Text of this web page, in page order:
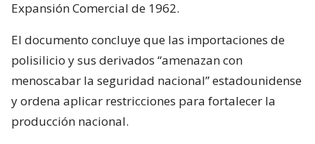
Expansión Comercial de 1962.
El documento concluye que las importaciones de
polisilicio y sus derivados “amenazan con
menoscabar la seguridad nacional” estadounidense
y ordena aplicar restricciones para fortalecer la
producción nacional.